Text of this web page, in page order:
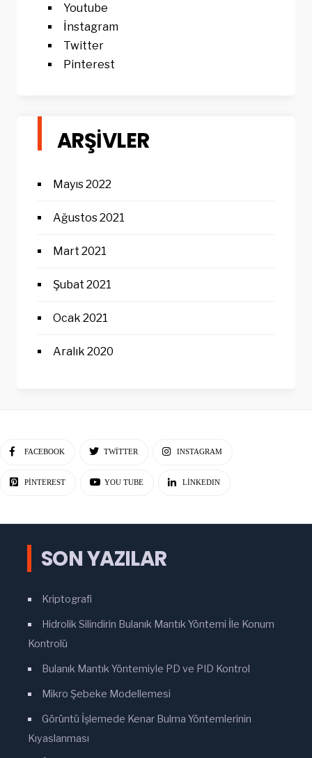
Youtube
İnstagram
Twitter
Pinterest
ARŞIVLER
Mayıs 2022
Ağustos 2021
Mart 2021
Şubat 2021
Ocak 2021
Aralık 2020
FACEBOOK TWITTER INSTAGRAM
PINTEREST YOU TUBE LINKEDIN
SON YAZILAR
Kriptografi
Hidrolik Silindirin Bulanık Mantık Yöntemi İle Konum
Kontrolü
Bulanık Mantık Yöntemiyle PD ve PID Kontrol
Mikro Şebeke Modellemesi
Görüntü İşlemede Kenar Bulma Yöntemlerinin
Kıyaslanması